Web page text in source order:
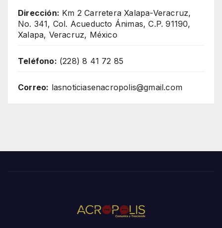
Dirección: Km 2 Carretera Xalapa-Veracruz,
No. 341, Col. Acueducto Ánimas, C.P. 91190,
Xalapa, Veracruz, México
Teléfono: (228) 8 41 72 85
Correo: lasnoticiasenacropolis@gmail.com